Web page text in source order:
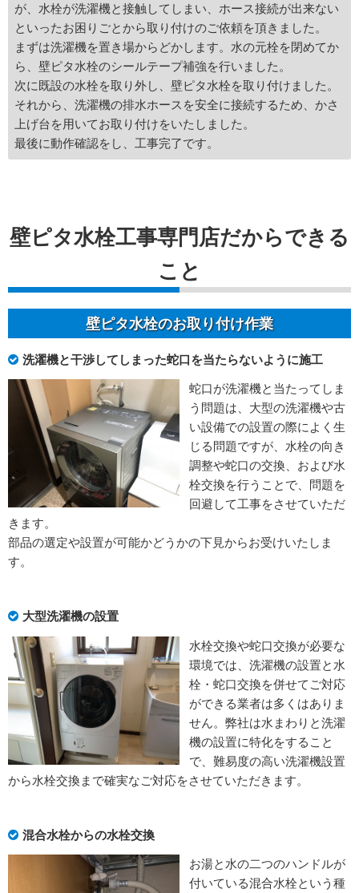
が、水栓が洗濯機と接触してしまい、ホース接続が出来ない
といったお困りごとから取り付けのご依頼を頂きました。
まずは洗濯機を置き場からどかします。水の元栓を閉めてか
ら、壁ピタ水栓のシールテープ補強を行いました。
次に既設の水栓を取り外し、壁ピタ水栓を取り付けました。
それから、洗濯機の排水ホースを安全に接続するため、かさ
上げ台を用いてお取り付けをいたしました。
最後に動作確認をし、工事完了です。
壁ピタ水栓工事専門店だからできる
こと
壁ピタ水栓のお取り付け作業
洗濯機と干渉してしまった蛇口を当たらないように施工
蛇口が洗濯機と当たってしま
う問題は、大型の洗濯機や古
い設備での設置の際によく生
じる問題ですが、水栓の向き
調整や蛇口の交換、および水
栓交換を行うことで、問題を
回避して工事をさせていただ
きます。
部品の選定や設置が可能かどうかの下見からお受けいたしま
す。
大型洗濯機の設置
水栓交換や蛇口交換が必要な
環境では、洗濯機の設置と水
栓・蛇口交換を併せてご対応
ができる業者は多くはありま
せん。弊社は水まわりと洗濯
機の設置に特化をすること
で、難易度の高い洗濯機設置
から水栓交換まで確実なご対応をさせていただきます。
混合水栓からの水栓交換
お湯と水の二つのハンドルが
付いている混合水栓という種